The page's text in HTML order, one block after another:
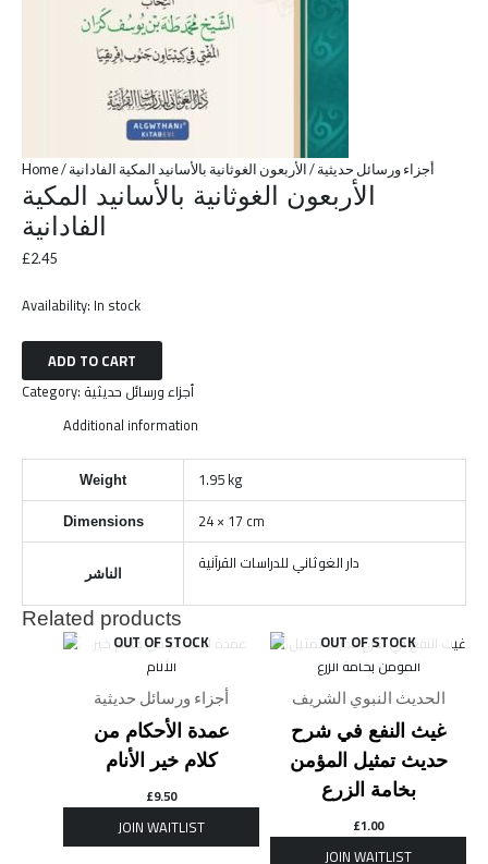
Home/ أجزاء ورسائل حديثية/ الأربعون الغوثانية بالأسانيد المكية الفادانية
الأربعون الغوثانية بالأسانيد المكية
الفادانية
£2.45
Availability: In stock
ADD TO CART
Category: أجزاء ورسائل حديثية
Additional information
Weight 1.95 kg
Dimensions 24 × 17 cm
الناشر دار الغوثاني للدراسات القرآنية
Related products
OUT OF STOCK
أجزاء ورسائل حديثية
عمدة الأحكام من
كلام خير الأنام
£9.50
OUT OF STOCK
الحديث النبوي الشريف
غيث النفع في شرح
حديث تمثيل المؤمن
بخامة الزرع
£1.00